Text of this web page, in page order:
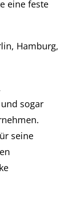
eine feste
Hamburg,
sogar
seine